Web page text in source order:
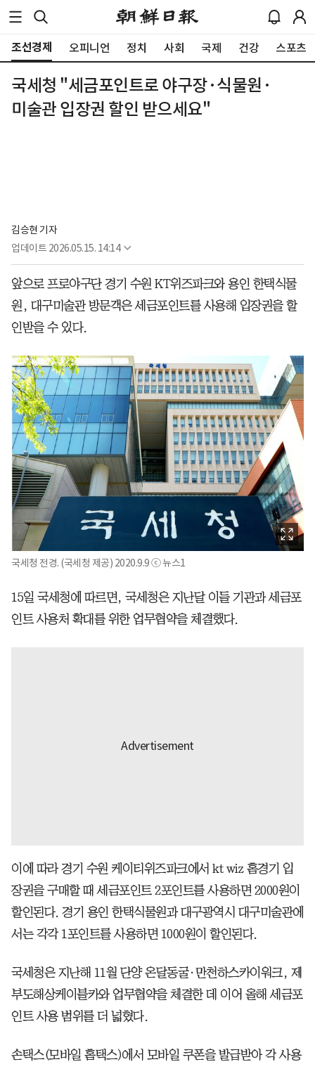
조선경제 오피니언 정치 사회 국제 건강 스포츠
국세청 "세금포인트로 야구장·식물원·
미술관 입장권 할인 받으세요"
김승현 기자
업데이트 2026.05.15. 14:14
앞으로 프로야구단 경기 수원 KT위즈파크와 용인 한택식물
원, 대구미술관 방문객은 세금포인트를 사용해 입장권을 할
인받을 수 있다.
국세청 전경. (국세청 제공) 2020.9.9 ⓒ 뉴스1
15일 국세청에 따르면, 국세청은 지난달 이들 기관과 세금포
인트 사용처 확대를 위한 업무협약을 체결했다.
이에 따라 경기 수원 케이티위즈파크에서 kt wiz 홈경기 입
장권을 구매할 때 세금포인트 2포인트를 사용하면 2000원이
할인된다. 경기 용인 한택식물원과 대구광역시 대구미술관에
서는 각각 1포인트를 사용하면 1000원이 할인된다.
국세청은 지난해 11월 단양 온달동굴·만천하스카이워크, 제
부도해상케이블카와 업무협약을 체결한 데 이어 올해 세금포
인트 사용 범위를 더 넓혔다.
손택스(모바일 홈택스)에서 모바일 쿠폰을 발급받아 각 사용